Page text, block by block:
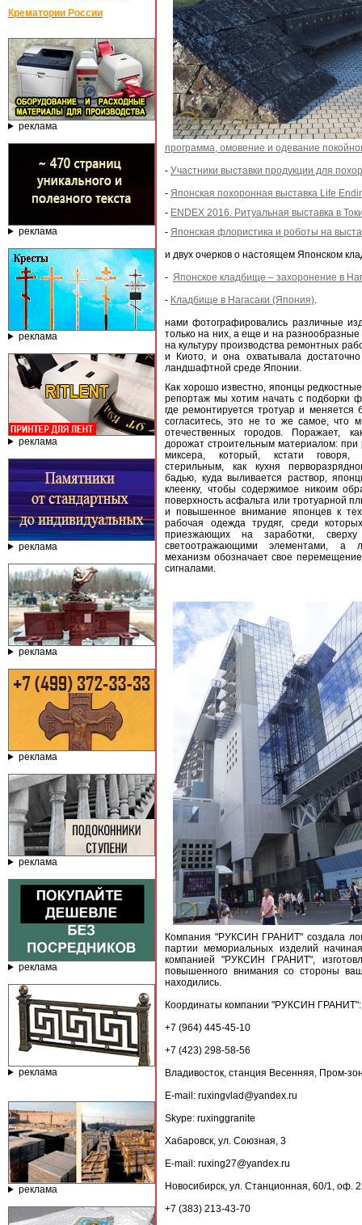
Крематории России
реклама
реклама
реклама
реклама
реклама
реклама
реклама
реклама
реклама
реклама
реклама
программа, омовение и одевание
- Участники выставки продукции для
- Японская похоронная выставка Life
- ENDEX 2016. Ритуальная выставка в
- Японская флористика и роботы на
и двух очерков о настоящем Японском
- Японское кладбище – захоронение в
- Кладбище в Нагасаки (Япония).
нами фотографировались различные
только на них, а еще и на
на культуру производства ремонтных
и Киото, и она охватывала
ландшафтной среде Японии.
Как хорошо известно, японцы
репортаж мы хотим начать с подборки
где ремонтируется тротуар и
согласитесь, это не то же самое, что
отечественных городов. Поражает,
дорожат строительным материалом: при
миксера, который, кстати говоря,
стерильным, как кухня
бадью, куда выливается раствор,
клеенку, чтобы содержимое никоим
поверхность асфальта или тротуарной
и повышенное внимание японцев к
рабочая одежда трудяг, среди
приезжающих на заработки,
светоотражающими элементами, а
механизм обозначает свое
сигналами.
Компания "РУКСИН ГРАНИТ" создала
партии мемориальных изделий
компанией "РУКСИН ГРАНИТ",
повышенного внимания со стороны
находились.
Координаты компании "РУКСИН ГРАНИТ":
+7 (964) 445-45-10
+7 (423) 298-58-56
Владивосток, станция Весенняя, Пром-
E-mail: ruxingvlad@yandex.ru
Skype: ruxinggranite
Хабаровск, ул. Союзная, 3
E-mail: ruxing27@yandex.ru
Новосибирск, ул. Станционная, 60/1, оф.
+7 (383) 213-43-70